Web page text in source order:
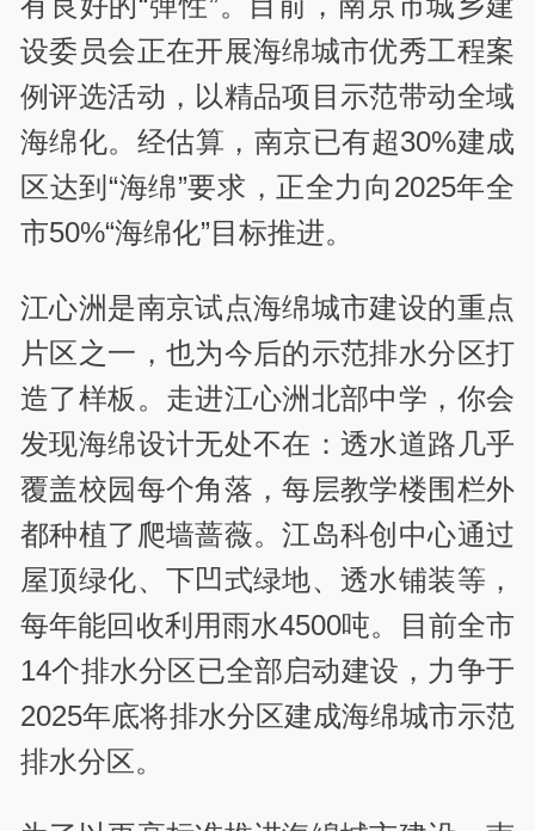
设委员会正在开展海绵城市优秀工程案
例评选活动，以精品项目示范带动全域
海绵化。经估算，南京已有超30%建成
区达到“海绵”要求，正全力向2025年全
市50%“海绵化”目标推进。
江心洲是南京试点海绵城市建设的重点
片区之一，也为今后的示范排水分区打
造了样板。走进江心洲北部中学，你会
发现海绵设计无处不在：透水道路几乎
覆盖校园每个角落，每层教学楼围栏外
都种植了爬墙蔷薇。江岛科创中心通过
屋顶绿化、下凹式绿地、透水铺装等，
每年能回收利用雨水4500吨。目前全市
14个排水分区已全部启动建设，力争于
2025年底将排水分区建成海绵城市示范
排水分区。